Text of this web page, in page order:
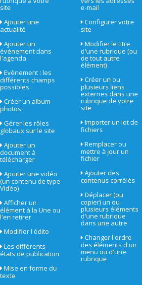
site
Ajouter une
actualité
Ajouter un
évènement dans
l'agenda
Evènement : les
différents champs
possibles
Créer un album
photos
Gérer les rôles
globaux sur le site
Ajouter un
document à
télécharger
Ajouter une vidéo
(un contenu de type
Vidéo)
Afficher un
élément à la Une ou
l'en retirer
Modifier l'édito
Les différents
états de publication
Mise en forme du
texte
e-mail
Configurer votre
site
Modifier le titre
d'une rubrique (ou
de tout autre
élément)
Créer un ou
plusieurs liens
externes dans une
rubrique de votre
site
Importer un lot de
fichiers
Remplacer ou
mettre à jour un
fichier
Ajouter des
contenus corrélés
Déplacer (ou
copier) un ou
plusieurs éléments
d'une rubrique
dans une autre
Changer l'ordre
des éléments d'un
menu ou d'une
rubrique